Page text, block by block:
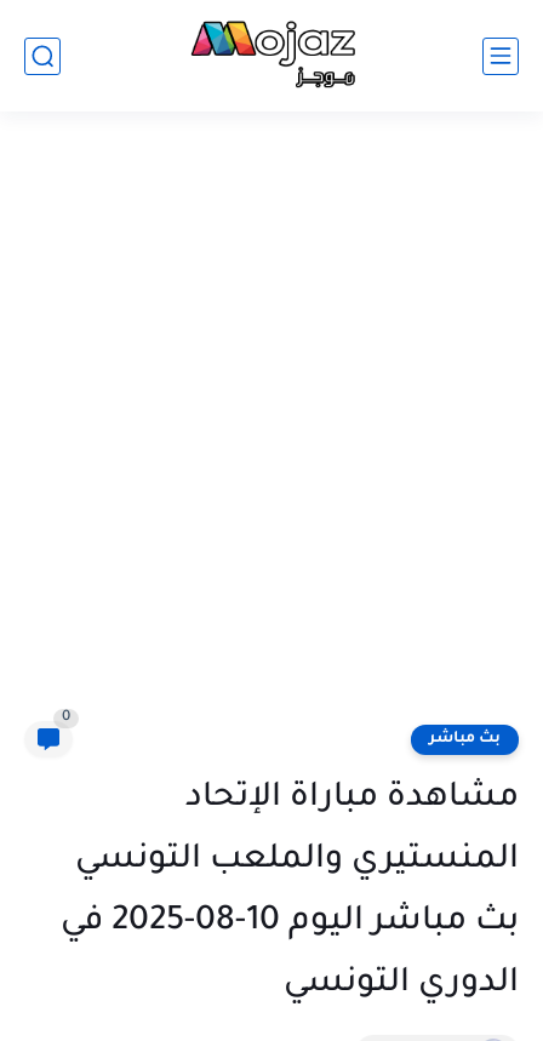
بث مباشر
0
مشاهدة مباراة الإتحاد
المنستيري والملعب التونسي
بث مباشر اليوم 10-08-2025 في
الدوري التونسي